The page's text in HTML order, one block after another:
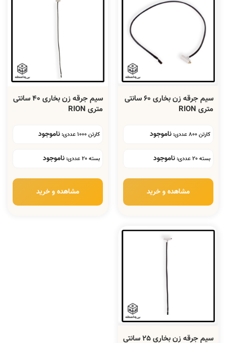
سیم جرقه زن بخاری 60 سانتی
متری RION
کارتن 800 عددی: ناموجود
بسته 20 عددی: ناموجود
مشاهده و خرید
سیم جرقه زن بخاری 40 سانتی
متری RION
کارتن 1000 عددی: ناموجود
بسته 20 عددی: ناموجود
مشاهده و خرید
سیم جرقه زن بخاری 25 سانتی